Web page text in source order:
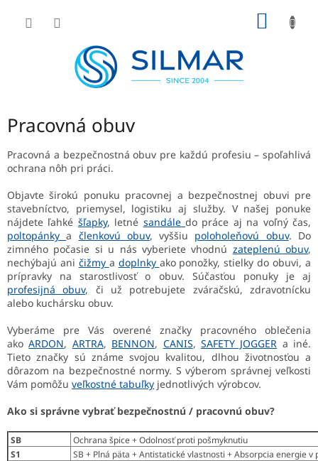
Pracovná obuv
Pracovná a bezpečnostná obuv pre každú profesiu – spoľahlivá
ochrana nôh pri práci.
Objavte širokú ponuku pracovnej a bezpečnostnej obuvi pre
stavebníctvo, priemysel, logistiku aj služby. V našej ponuke
nájdete ľahké šľapky, letné sandáledo práce aj na voľný čas,
poltopánkya členkovú obuv, vyššiu poloholeňovú obuv. Do
zimného počasie si u nás vyberiete vhodnú zateplenú obuv,
nechýbajú ani čižmy a doplnky ako ponožky, stielky do obuvi, a
prípravky na starostlivosť o obuv. Súčasťou ponuky je aj
profesijná obuv, či už potrebujete zváračskú, zdravotnícku
alebo kuchársku obuv.
Vyberáme pre Vás overené značky pracovného oblečenia
akoARDON, ARTRA, BENNON, CANIS, SAFETY JOGGER a iné.
Tieto značky sú známe svojou kvalitou, dlhou životnosťou a
dôrazom na bezpečnostné normy. S výberom správnej veľkosti
Vám pomôžu veľkostné tabuľky jednotlivých výrobcov.
Ako si správne vybrať bezpečnostnú / pracovnú obuv?
SB
Ochrana špice + Odolnosť proti pošmyknutiu
S1
SB + Plná päta + Antistatické vlastnosti + Absorpcia energie v